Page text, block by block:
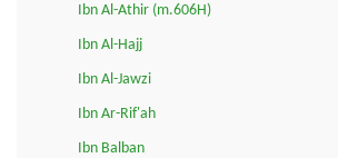
Ibn Al-Athir (m.606H)
Ibn Al-Hajj
Ibn Al-Jawzi
Ibn Ar-Rif'ah
Ibn Balban